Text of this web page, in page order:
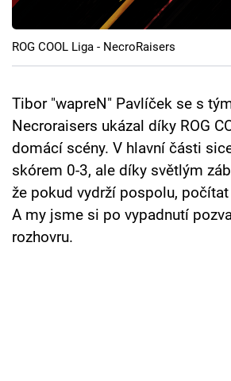
Pořady
TV Program
Sledujte prima+
Přihlášení
Sledujte nás
ROG COOL Liga - NecroRaisers
Tibor "wapreN" Pavlíček se s
Necroraisers ukázal díky ROG
domácí scény. V hlavní části
skórem 0-3, ale díky světlým
že pokud vydrží pospolu,
A my jsme si po vypadnutí
rozhovru.